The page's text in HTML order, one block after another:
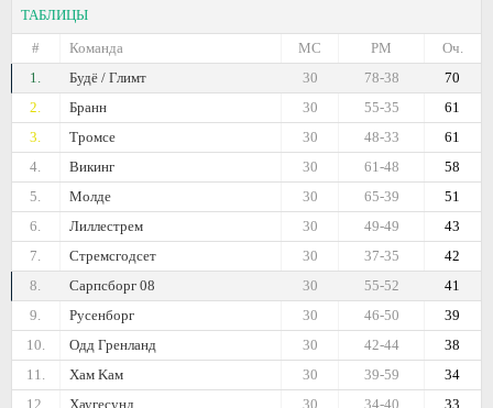
ТАБЛИЦЫ
#
Команда Оч.
РМ
МС
1.
Будё / Глимт 70
78-38
30
2.
Бранн 61
55-35
30
3.
Тромсе 61
48-33
30
4.
Викинг 58
61-48
30
5.
Молде 51
65-39
30
6.
Лиллестрем 43
49-49
30
7.
Стремсгодсет 42
37-35
30
8.
Сарпсборг 08 41
55-52
30
9.
Русенборг 39
46-50
30
10.
Одд Гренланд 38
42-44
30
11.
Хам Kам 34
39-59
30
12.
Хаугесунд 33
34-40
30